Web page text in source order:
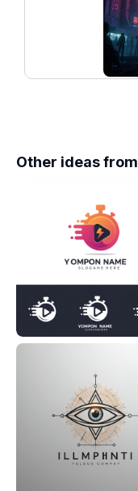
Other ideas from